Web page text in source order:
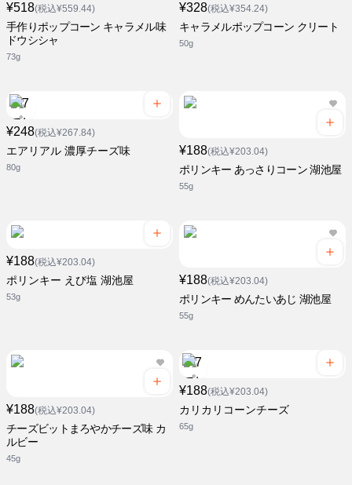
¥518(税込¥559.44)
手作りポップコーン キャラメル味
ドウシシャ
73g
¥328(税込¥354.24)
キャラメルポップコーン クリート
50g
¥248(税込¥267.84)
エアリアル 濃厚チーズ味
80g
¥188(税込¥203.04)
ポリンキー あっさりコーン 湖池屋
55g
¥188(税込¥203.04)
ポリンキー えび塩 湖池屋
53g
¥188(税込¥203.04)
ポリンキー めんたいあじ 湖池屋
55g
¥188(税込¥203.04)
チーズビットまろやかチーズ味 カ
ルビー
45g
¥188(税込¥203.04)
カリカリコーンチーズ
65g